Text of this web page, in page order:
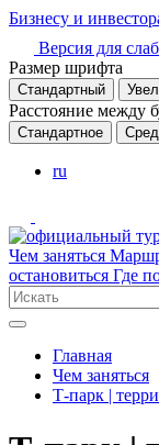
Бизнесу и
Версия для
Размер шрифта
Стандартный
Расстояние между
Стандартное
ru
Чем заняться
остановиться Где
Главная
Чем заняться
Т-парк |